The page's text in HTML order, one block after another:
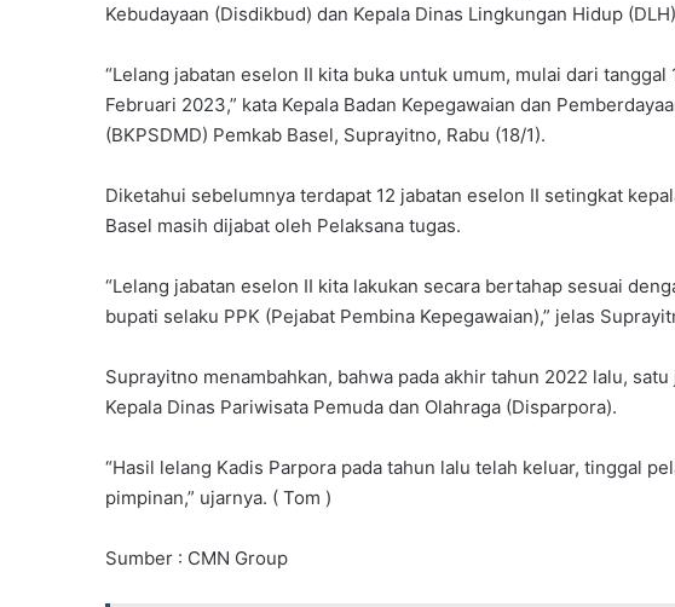
Kebudayaan (Disdikbud) dan Kepala Dinas Lingkungan Hidup
“Lelang jabatan eselon II kita buka untuk umum, mulai dari tanggal
Februari 2023,” kata Kepala Badan Kepegawaian dan
(BKPSDMD) Pemkab Basel, Suprayitno, Rabu (18/1).
Diketahui sebelumnya terdapat 12 jabatan eselon II setingkat
Basel masih dijabat oleh Pelaksana tugas.
“Lelang jabatan eselon II kita lakukan secara bertahap sesuai
bupati selaku PPK (Pejabat Pembina Kepegawaian),” jelas
Suprayitno menambahkan, bahwa pada akhir tahun 2022 lalu,
Kepala Dinas Pariwisata Pemuda dan Olahraga (Disparpora).
“Hasil lelang Kadis Parpora pada tahun lalu telah keluar, tinggal
pimpinan,” ujarnya. ( Tom )
Sumber : CMN Group